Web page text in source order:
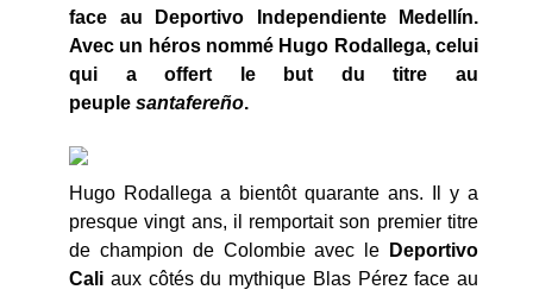
face au Deportivo Independiente Medellín.
Avec un héros nommé Hugo Rodallega, celui
qui a offert le but du titre au
peuple santafereño.
Hugo Rodallega a bientôt quarante ans. Il y a
presque vingt ans, il remportait son premier titre
de champion de Colombie avec le
Deportivo
Cali aux côtés du mythique Blas Pérez face au